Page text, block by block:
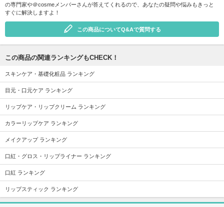
の専門家や＠cosmeメンバーさんが答えてくれるので、あなたの疑問や悩みもきっと
すぐに解決しますよ！
この商品についてQ&Aで質問する
この商品の関連ランキングもCHECK！
スキンケア・基礎化粧品 ランキング
目元・口元ケア ランキング
リップケア・リップクリーム ランキング
カラーリップケア ランキング
メイクアップ ランキング
口紅・グロス・リップライナー ランキング
口紅 ランキング
リップスティック ランキング